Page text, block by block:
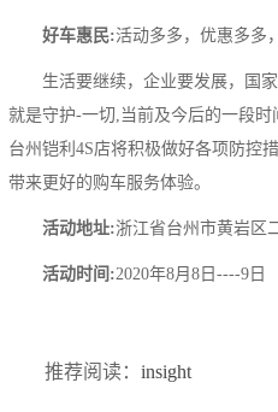
好车惠民:活动多多，优惠多多
生活要继续，企业要发展，国
就是守护-一切,当前及今后的一段时
台州铠利4S店将积极做好各项防控
带来更好的购车服务体验。
活动地址:浙江省台州市黄岩区
活动时间:2020年8月8日----9日
推荐阅读：insight